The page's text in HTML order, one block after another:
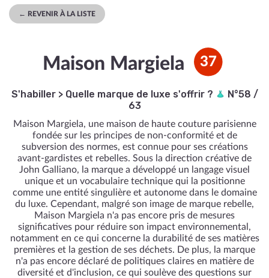
← REVENIR À LA LISTE
Maison Margiela 37
S'habiller> Quelle marque de luxe s'offrir ?
N°58 /
63
Maison Margiela, une maison de haute couture parisienne
fondée sur les principes de non-conformité et de
subversion des normes, est connue pour ses créations
avant-gardistes et rebelles. Sous la direction créative de
John Galliano, la marque a développé un langage visuel
unique et un vocabulaire technique qui la positionne
comme une entité singulière et autonome dans le domaine
du luxe. Cependant, malgré son image de marque rebelle,
Maison Margiela n'a pas encore pris de mesures
significatives pour réduire son impact environnemental,
notamment en ce qui concerne la durabilité de ses matières
premières et la gestion de ses déchets. De plus, la marque
n'a pas encore déclaré de politiques claires en matière de
diversité et d'inclusion, ce qui soulève des questions sur